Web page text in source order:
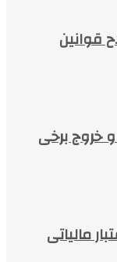
قوانین
خروج برخی
مالیاتی